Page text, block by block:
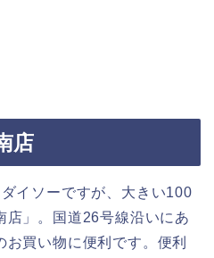
店
イソーですが、大きい100
店」。国道26号線沿いにあ
お買い物に便利です。便利